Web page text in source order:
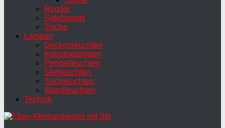
Regale
Sideboards
Tische
Lampen
Deckenleuchten
Industrielampen
Pendelleuchten
Stehleuchten
Tischleuchten
Wandleuchten
Technik